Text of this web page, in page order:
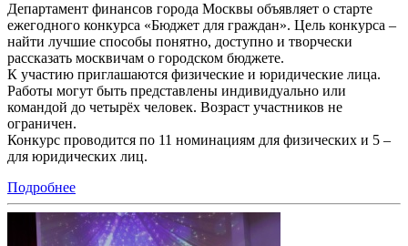
Департамент финансов города Москвы объявляет о старте
ежегодного конкурса «Бюджет для граждан». Цель конкурса –
найти лучшие способы понятно, доступно и творчески
рассказать москвичам о городском бюджете.
К участию приглашаются физические и юридические лица.
Работы могут быть представлены индивидуально или
командой до четырёх человек. Возраст участников не
ограничен.
Конкурс проводится по 11 номинациям для физических и 5 –
для юридических лиц.
Подробнее